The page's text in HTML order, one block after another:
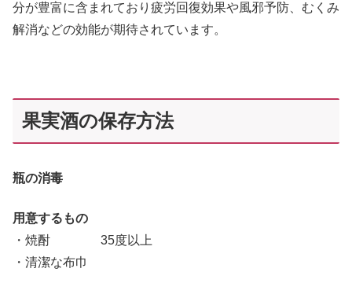
分が豊富に含まれており疲労回復効果や風邪予防、むくみ
解消などの効能が期待されています。
果実酒の保存方法
瓶の消毒
用意するもの
・焼酎 35度以上
・清潔な布巾